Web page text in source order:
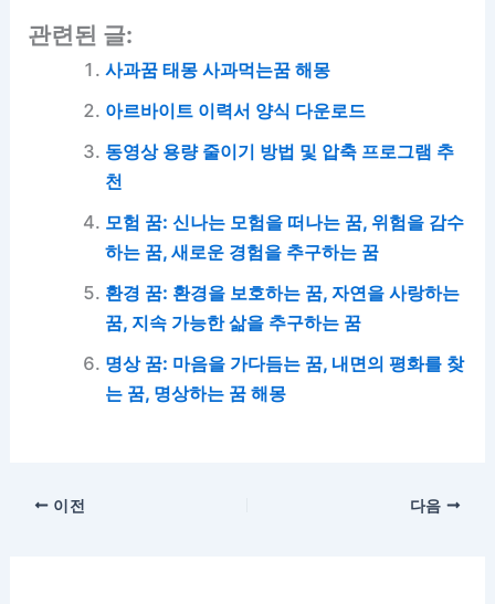
관련된 글:
사과꿈 태몽 사과먹는꿈 해몽
아르바이트 이력서 양식 다운로드
동영상 용량 줄이기 방법 및 압축 프로그램 추
천
모험 꿈: 신나는 모험을 떠나는 꿈, 위험을 감수
하는 꿈, 새로운 경험을 추구하는 꿈
환경 꿈: 환경을 보호하는 꿈, 자연을 사랑하는
꿈, 지속 가능한 삶을 추구하는 꿈
명상 꿈: 마음을 가다듬는 꿈, 내면의 평화를 찾
는 꿈, 명상하는 꿈 해몽
이전 다음